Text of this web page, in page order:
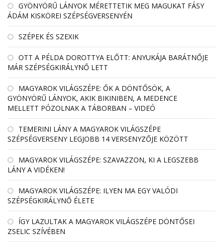
GYÖNYÖRŰ LÁNYOK MÉRETTETIK MEG MAGUKAT FÁSY
ÁDÁM KISKÖREI SZÉPSÉGVERSENYÉN
SZÉPEK ÉS SZEXIK
OTT A PÉLDA DOROTTYA ELŐTT: ANYUKÁJA BARÁTNŐJE
MÁR SZÉPSÉGKIRÁLYNŐ LETT
MAGYAROK VILÁGSZÉPE: ŐK A DÖNTŐSÖK, A
GYÖNYÖRŰ LÁNYOK, AKIK BIKINIBEN, A MEDENCE
MELLETT PÓZOLNAK A TÁBORBAN – VIDEÓ
TEMERINI LÁNY A MAGYAROK VILÁGSZÉPE
SZÉPSÉGVERSENY LEGJOBB 14 VERSENYZŐJE KÖZÖTT
MAGYAROK VILÁGSZÉPE: SZAVAZZON, KI A LEGSZEBB
LÁNY A VIDÉKEN!
MAGYAROK VILÁGSZÉPE: ILYEN MA EGY VALÓDI
SZÉPSÉGKIRÁLYNŐ ÉLETE
ÍGY LAZULTAK A MAGYAROK VILÁGSZÉPE DÖNTŐSEI
ZSELIC SZÍVÉBEN